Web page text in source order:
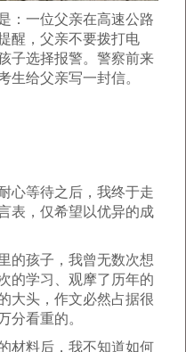
：一位父亲在高速公路
醒，父亲不要拨打电
子选择报警。警察前来
生给父亲写一封信。
心等待之后，我终于走
表，仅希望以优异的成
的孩子，我曾无数次想
的学习、观摩了历年的
大头，作文必然占据很
分看重的。
材料后，我不知道如何